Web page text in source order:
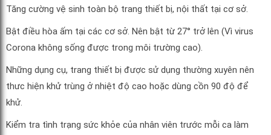
Tăng cường vệ sinh toàn bộ trang thiết bị, nội thất tại cơ sở.
Bật điều hòa ấm tại các cơ sở. Nên bật từ 27° trở lên (Vì virus
Corona không sống được trong môi trường cao).
Những dụng cụ, trang thiết bị được sử dụng thường xuyên nên
thưc hiện khử trùng ở nhiệt độ cao hoặc dùng cồn 90 độ để
khử.
Kiểm tra tình trạng sức khỏe của nhân viên trước mỗi ca làm